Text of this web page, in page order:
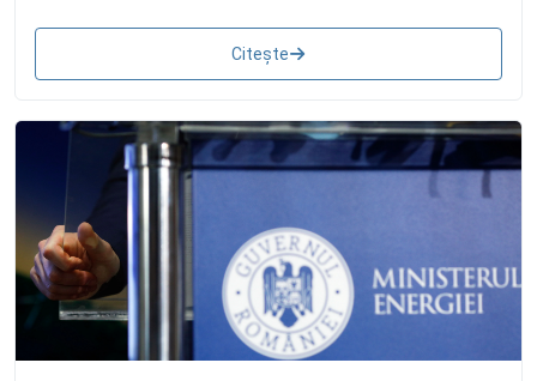
Citește